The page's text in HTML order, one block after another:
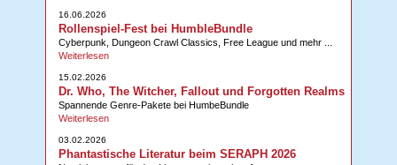
16.06.2026
Rollenspiel-Fest bei HumbleBundle
Cyberpunk, Dungeon Crawl Classics, Free League und mehr ...
Weiterlesen
15.02.2026
Dr. Who, The Witcher, Fallout und Forgotten Realms
Spannende Genre-Pakete bei HumbeBundle
Weiterlesen
03.02.2026
Phantastische Literatur beim SERAPH 2026